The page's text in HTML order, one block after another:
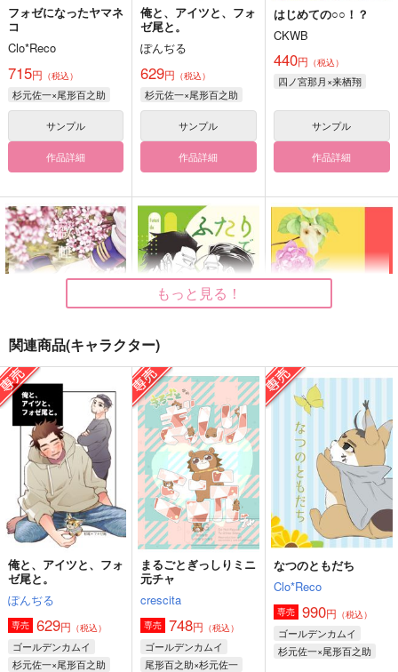
フォゼになったヤマネ
コ
Clo*Reco
715円 （税込）
杉元佐一×尾形百之助
サンプル
作品詳細
俺と、アイツと、フォ
ゼ尾と。
ぽんぢる
629円 （税込）
杉元佐一×尾形百之助
サンプル
作品詳細
はじめての○○！？
CKWB
440円 （税込）
四ノ宮那月×来栖翔
サンプル
作品詳細
微睡
柑橘類
220円（税込）
杉元佐一×尾形百之助
サンプル
作品詳細
ふたりで
バッブスニップ
787円（税込）
杉元佐一×尾形百之助
サンプル
作品詳細
クォーター
猫の書棚
472円（税込）
杉元佐一×尾形百之助
サンプル
作品詳細
もっと見る！
関連商品(キャラクター)
俺と、アイツと、フォ
ゼ尾と。
ぽんぢる
専売 629円 （税込）
ゴールデンカムイ
杉元佐一×尾形百之助
まるごとぎっしりミニ
元チャ
crescita
専売 748円 （税込）
ゴールデンカムイ
尾形百之助×杉元佐一
なつのともだち
Clo*Reco
専売 990円 （税込）
ゴールデンカムイ
杉元佐一×尾形百之助